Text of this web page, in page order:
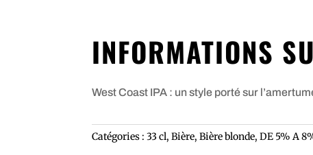
INFORMATIONS
West Coast IPA : un style porté sur
Catégories :33 cl,Bière,Bière blonde,DE 5% A